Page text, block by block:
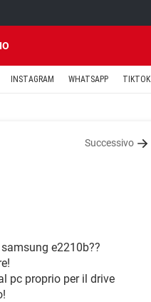
INSTAGRAM WHATSAPP TIKTOK
Successivo
e2210b??
pc proprio per il drive